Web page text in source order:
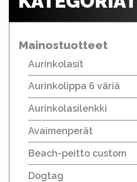
Mainostuotteet
Aurinkolasit
Aurinkolippa 6 väriä
Aurinkolasilenkki
Avaimenperät
Beach-peitto custom
Dogtag